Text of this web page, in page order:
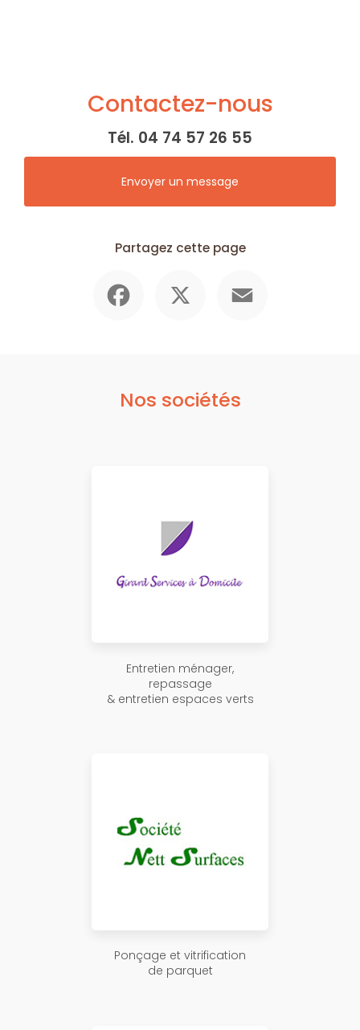
Contactez-nous
Tél. 04 74 57 26 55
Envoyer un message
Partagez cette page
Nos sociétés
Entretien ménager,
repassage
& entretien espaces verts
Ponçage et vitrification
de parquet